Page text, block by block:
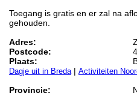
Toegang is gratis en er zal na
gehouden.
Adres:
Postcode:
Plaats:
Dagje uit in Breda| Activiteiten
Provincie: